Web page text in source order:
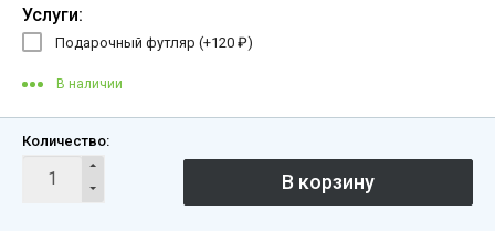
Услуги:
Подарочный футляр (+120 ₽)
В наличии
Количество: